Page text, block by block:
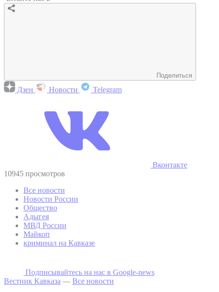
Поделиться
Дзен Новости Telegram
Вконтакте
10945 просмотров
Все новости
Новости России
Общество
Адыгея
МВД России
Майкоп
криминал на Кавказе
Подписывайтесь на наc в Google-news
Вестник Кавказа — Все новости